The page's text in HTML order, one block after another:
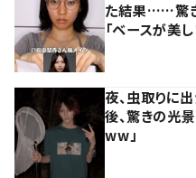
た結果……驚き
「ベースが美し
夜、虫取りに
後、驚きの光景
ww」